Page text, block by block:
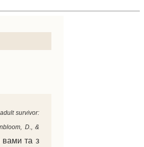
survivor:
D., &
вами та з